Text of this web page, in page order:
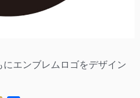
エンブレムロゴをデザイン